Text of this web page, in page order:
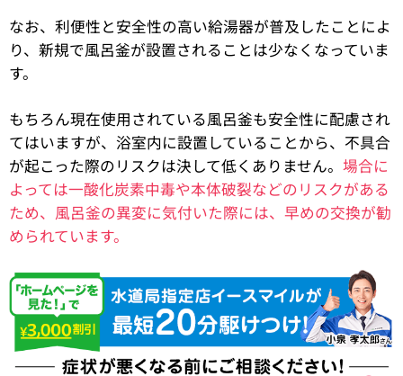
なお、利便性と安全性の高い給湯器が普及したことによ
り、新規で風呂釜が設置されることは少なくなっていま
す。
もちろん現在使用されている風呂釜も安全性に配慮され
てはいますが、浴室内に設置していることから、不具合
が起こった際のリスクは決して低くありません。 場合に
よっては一酸化炭素中毒や本体破裂などのリスクがある
ため、風呂釜の異変に気付いた際には、早めの交換が勧
められています。